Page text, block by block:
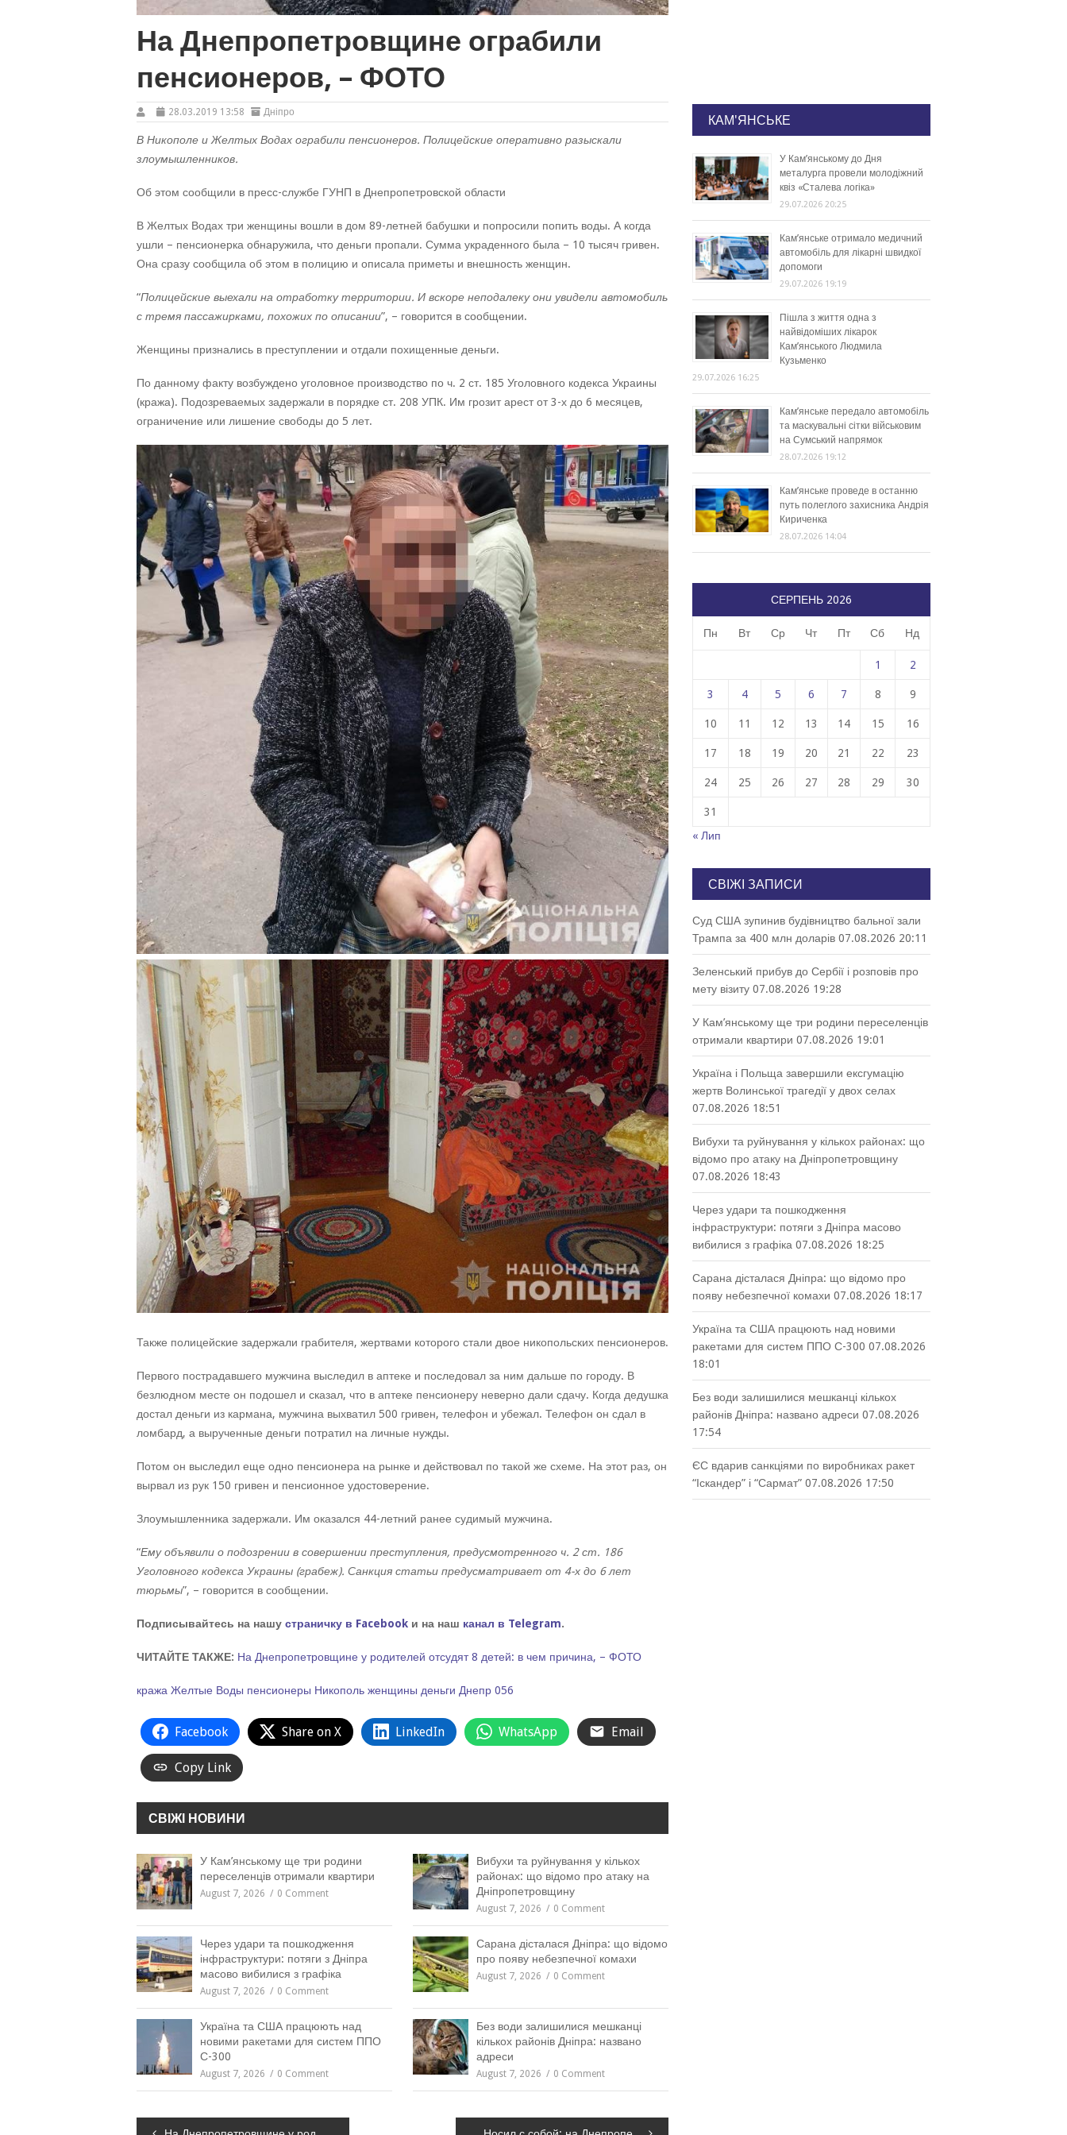
На Днепропетровщине ограбили
пенсионеров, – ФОТО
28.03.2019 13:58 Дніпро
В Никополе и Желтых Водах ограбили пенсионеров. Полицейские оперативно разыскали
злоумышленников.
Об этом сообщили в пресс-службе ГУНП в Днепропетровской области
В Желтых Водах три женщины вошли в дом 89-летней бабушки и попросили попить воды. А когда
ушли – пенсионерка обнаружила, что деньги пропали. Сумма украденного была – 10 тысяч гривен.
Она сразу сообщила об этом в полицию и описала приметы и внешность женщин.
“Полицейские выехали на отработку территории. И вскоре неподалеку они увидели автомобиль
с тремя пассажирками, похожих по описании”, – говорится в сообщении.
Женщины признались в преступлении и отдали похищенные деньги.
По данному факту возбуждено уголовное производство по ч. 2 ст. 185 Уголовного кодекса Украины
(кража). Подозреваемых задержали в порядке ст. 208 УПК. Им грозит арест от 3-х до 6 месяцев,
ограничение или лишение свободы до 5 лет.
Также полицейские задержали грабителя, жертвами которого стали двое никопольских пенсионеров.
Первого пострадавшего мужчина выследил в аптеке и последовал за ним дальше по городу. В
безлюдном месте он подошел и сказал, что в аптеке пенсионеру неверно дали сдачу. Когда дедушка
достал деньги из кармана, мужчина выхватил 500 гривен, телефон и убежал. Телефон он сдал в
ломбард, а вырученные деньги потратил на личные нужды.
Потом он выследил еще одно пенсионера на рынке и действовал по такой же схеме. На этот раз, он
вырвал из рук 150 гривен и пенсионное удостоверение.
Злоумышленника задержали. Им оказался 44-летний ранее судимый мужчина.
“Ему объявили о подозрении в совершении преступления, предусмотренного ч. 2 ст. 186
Уголовного кодекса Украины (грабеж). Санкция статьи предусматривает от 4-х до 6 лет
тюрьмы”, – говорится в сообщении.
Подписывайтесь на нашу страничку в Facebook и на наш канал в Telegram.
ЧИТАЙТЕ ТАКЖЕ: На Днепропетровщине у родителей отсудят 8 детей: в чем причина, – ФОТО
кража Желтые Воды пенсионеры Никополь женщины деньги Днепр 056
Facebook Share on X LinkedIn WhatsApp Email
Copy Link
СВІЖІ НОВИНИ
У Кам’янському ще три родини
переселенців отримали квартири
August 7, 2026 0 Comment
Вибухи та руйнування у кількох
районах: що відомо про атаку на
Дніпропетровщину
August 7, 2026 0 Comment
Через удари та пошкодження
інфраструктури: потяги з Дніпра
масово вибилися з графіка
August 7, 2026 0 Comment
Сарана дісталася Дніпра: що відомо
про появу небезпечної комахи
August 7, 2026 0 Comment
Україна та США працюють над
новими ракетами для систем ППО
С-300
August 7, 2026 0 Comment
Без води залишилися мешканці
кількох районів Дніпра: названо
адреси
August 7, 2026 0 Comment
КАМ'ЯНСЬКЕ
У Кам’янському до Дня
металурга провели молодіжний
квіз «Сталева логіка»
29.07.2026 20:25
Кам’янське отримало медичний
автомобіль для лікарні швидкої
допомоги
29.07.2026 19:19
Пішла з життя одна з
найвідоміших лікарок
Кам’янського Людмила
Кузьменко
29.07.2026 16:25
Кам’янське передало автомобіль
та маскувальні сітки військовим
на Сумський напрямок
28.07.2026 19:12
Кам’янське проведе в останню
путь полеглого захисника Андрія
Кириченка
28.07.2026 14:04
СЕРПЕНЬ 2026
Пн Вт Ср Чт Пт Сб Нд
1 2
3 4 5 6 7 8 9
10 11 12 13 14 15 16
17 18 19 20 21 22 23
24 25 26 27 28 29 30
31
« Лип
СВІЖІ ЗАПИСИ
Суд США зупинив будівництво бальної зали
Трампа за 400 млн доларів 07.08.2026 20:11
Зеленський прибув до Сербії і розповів про
мету візиту 07.08.2026 19:28
У Кам’янському ще три родини переселенців
отримали квартири 07.08.2026 19:01
Україна і Польща завершили ексгумацію
жертв Волинської трагедії у двох селах
07.08.2026 18:51
Вибухи та руйнування у кількох районах: що
відомо про атаку на Дніпропетровщину
07.08.2026 18:43
Через удари та пошкодження
інфраструктури: потяги з Дніпра масово
вибилися з графіка 07.08.2026 18:25
Сарана дісталася Дніпра: що відомо про
появу небезпечної комахи 07.08.2026 18:17
Україна та США працюють над новими
ракетами для систем ППО С-300 07.08.2026
18:01
Без води залишилися мешканці кількох
районів Дніпра: названо адреси 07.08.2026
17:54
ЄС вдарив санкціями по виробниках ракет
“Іскандер” і “Сармат” 07.08.2026 17:50